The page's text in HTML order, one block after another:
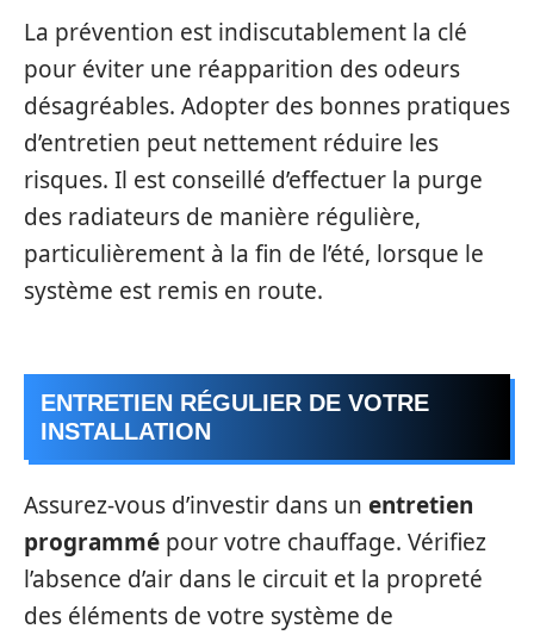
La prévention est indiscutablement la clé
pour éviter une réapparition des odeurs
désagréables. Adopter des bonnes pratiques
d’entretien peut nettement réduire les
risques. Il est conseillé d’effectuer la purge
des radiateurs de manière régulière,
particulièrement à la fin de l’été, lorsque le
système est remis en route.
ENTRETIEN RÉGULIER DE VOTRE
INSTALLATION
Assurez-vous d’investir dans un entretien
programmé pour votre chauffage. Vérifiez
l’absence d’air dans le circuit et la propreté
des éléments de votre système de